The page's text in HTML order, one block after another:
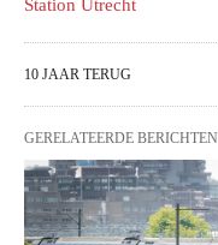
Station Utrecht
10 JAAR TERUG
GERELATEERDE BERICHTEN